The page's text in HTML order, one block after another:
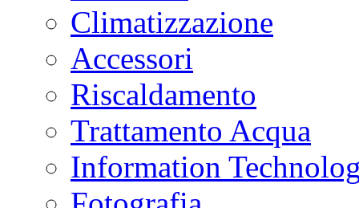
Climatizzazione
Accessori
Riscaldamento
Trattamento Acqua
Information